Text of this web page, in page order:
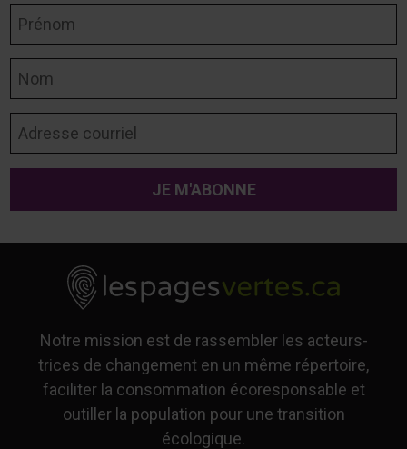
Notre mission est de rassembler les acteurs-
trices de changement en un même répertoire,
faciliter la consommation écoresponsable et
outiller la population pour une transition
écologique.